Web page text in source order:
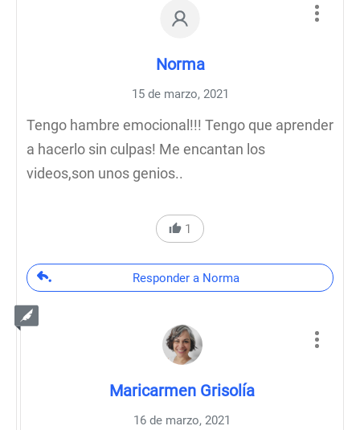
Norma
15 de marzo, 2021
Tengo hambre emocional!!! Tengo que aprender
a hacerlo sin culpas! Me encantan los
videos,son unos genios..
1
Responder a Norma
Maricarmen Grisolía
16 de marzo, 2021